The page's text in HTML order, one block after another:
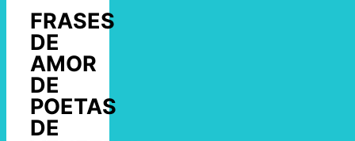
FRASES
DE
AMOR
DE
POETAS
DE